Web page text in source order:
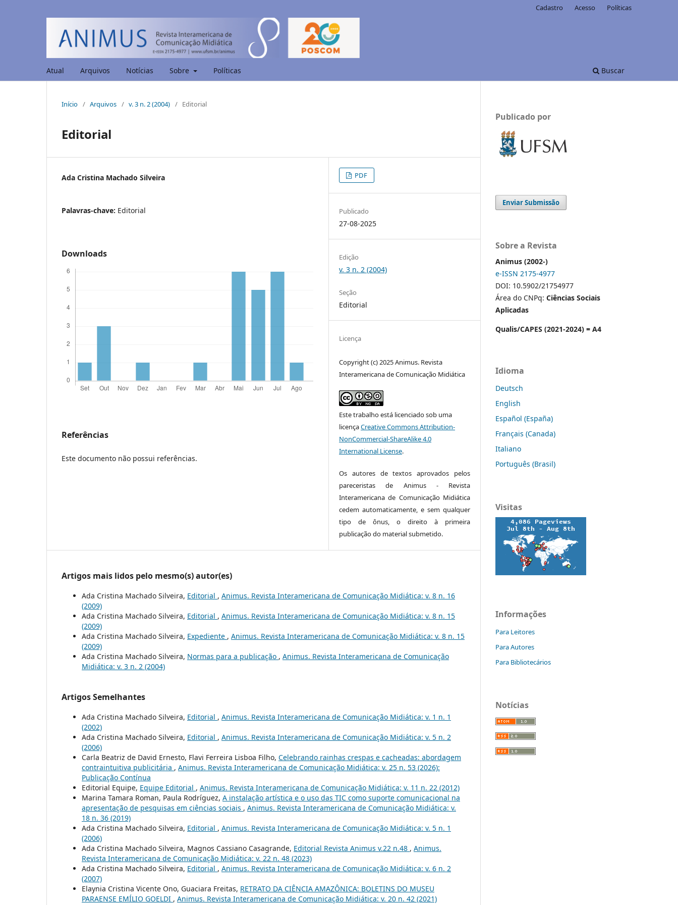
Atual Arquivos Notícias Sobre Políticas Buscar
Cadastro Acesso Políticas
Início / Arquivos / v. 3 n. 2 (2004) / Editorial
Editorial
Ada Cristina Machado Silveira
Palavras-chave: Editorial
Downloads
Referências
Este documento não possui referências.
PDF
Publicado
27-08-2025
Edição
v. 3 n. 2 (2004)
Seção
Editorial
Licença
Copyright (c) 2025 Animus. Revista
Interamericana de Comunicação Midiática
Este trabalho está licenciado sob uma
licençaCreative Commons Attribution-
NonCommercial-ShareAlike 4.0
International License.
Os autores de textos aprovados pelos
pareceristas de Animus - Revista
Interamericana de Comunicação Midiática
cedem automaticamente, e sem qualquer
tipo de ônus, o direito à primeira
publicação do material submetido.
Artigos mais lidos pelo mesmo(s) autor(es)
Ada Cristina Machado Silveira, Editorial , Animus. Revista Interamericana de Comunicação Midiática: v. 8 n. 16
(2009)
Ada Cristina Machado Silveira, Editorial , Animus. Revista Interamericana de Comunicação Midiática: v. 8 n. 15
(2009)
Ada Cristina Machado Silveira, Expediente , Animus. Revista Interamericana de Comunicação Midiática: v. 8 n. 15
(2009)
Ada Cristina Machado Silveira, Normas para a publicação , Animus. Revista Interamericana de Comunicação
Midiática: v. 3 n. 2 (2004)
Artigos Semelhantes
Ada Cristina Machado Silveira, Editorial , Animus. Revista Interamericana de Comunicação Midiática: v. 1 n. 1
(2002)
Ada Cristina Machado Silveira, Editorial , Animus. Revista Interamericana de Comunicação Midiática: v. 5 n. 2
(2006)
Carla Beatriz de David Ernesto, Flavi Ferreira Lisboa Filho, Celebrando rainhas crespas e cacheadas: abordagem
contraintuitiva publicitária , Animus. Revista Interamericana de Comunicação Midiática: v. 25 n. 53 (2026):
Publicação Contínua
Editorial Equipe, Equipe Editorial , Animus. Revista Interamericana de Comunicação Midiática: v. 11 n. 22 (2012)
Marina Tamara Roman, Paula Rodríguez, A instalação artística e o uso das TIC como suporte comunicacional na
apresentação de pesquisas em ciências sociais , Animus. Revista Interamericana de Comunicação Midiática: v.
18 n. 36 (2019)
Ada Cristina Machado Silveira, Editorial , Animus. Revista Interamericana de Comunicação Midiática: v. 5 n. 1
(2006)
Ada Cristina Machado Silveira, Magnos Cassiano Casagrande, Editorial Revista Animus v.22 n.48 , Animus.
Revista Interamericana de Comunicação Midiática: v. 22 n. 48 (2023)
Ada Cristina Machado Silveira, Editorial , Animus. Revista Interamericana de Comunicação Midiática: v. 6 n. 2
(2007)
Elaynia Cristina Vicente Ono, Guaciara Freitas, RETRATO DA CIÊNCIA AMAZÔNICA: BOLETINS DO MUSEU
PARAENSE EMÍLIO GOELDI , Animus. Revista Interamericana de Comunicação Midiática: v. 20 n. 42 (2021)
Publicado por
Enviar Submissão
Sobre a Revista
Animus (2002-)
e-ISSN 2175-4977
DOI: 10.5902/21754977
Área do CNPq: Ciências Sociais
Aplicadas
Qualis/CAPES (2021-2024) = A4
Idioma
Deutsch
English
Español (España)
Français (Canada)
Italiano
Português (Brasil)
Visitas
Informações
Para Leitores
Para Autores
Para Bibliotecários
Notícias